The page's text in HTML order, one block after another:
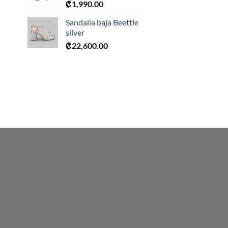
₡1,990.00
Sandalia baja Beettle
silver
₡22,600.00